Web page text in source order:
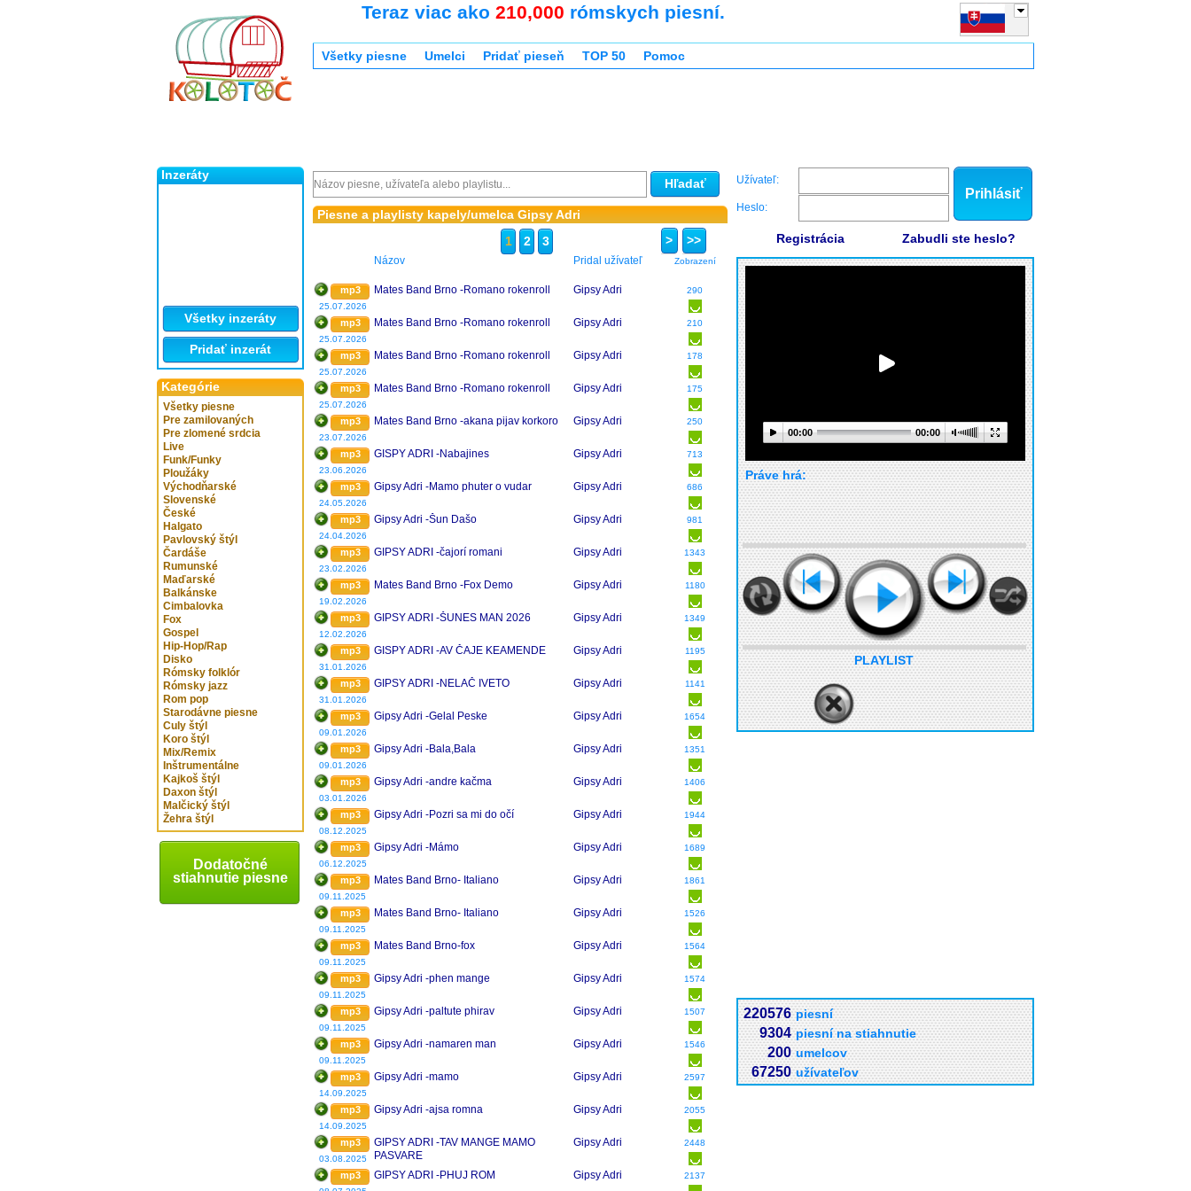
Inzeráty
Všetky inzeráty
Pridať inzerát
Kategórie
Všetky piesne
Pre zamilovaných
Pre zlomené srdcia
Live
Funk/Funky
Ploužáky
Východňarské
Slovenské
České
Halgato
Pavlovský štýl
Čardáše
Rumunské
Maďarské
Balkánske
Cimbalovka
Fox
Gospel
Hip-Hop/Rap
Disko
Rómsky folklór
Rómsky jazz
Rom pop
Starodávne piesne
Culy štýl
Koro štýl
Mix/Remix
Inštrumentálne
Kajkoš štýl
Daxon štýl
Malčický štýl
Žehra štýl
Dodatočné
stiahnutie piesne
Teraz viac ako 210,000 rómskych piesní.
Všetky piesne Umelci Pridať pieseň TOP 50 Pomoc
Hľadať
Piesne a playlisty kapely/umelca Gipsy Adri
1
2 3 > >>
Názov Pridal užívateľ Zobrazení
mp3
25.07.2026
Mates Band Brno -Romano rokenroll Gipsy Adri 290
mp3
25.07.2026
Mates Band Brno -Romano rokenroll Gipsy Adri 210
mp3
25.07.2026
Mates Band Brno -Romano rokenroll Gipsy Adri 178
mp3
25.07.2026
Mates Band Brno -Romano rokenroll Gipsy Adri 175
mp3
23.07.2026
Mates Band Brno -akana pijav korkoro Gipsy Adri 250
mp3
23.06.2026
GISPY ADRI -Nabajines Gipsy Adri 713
mp3
24.05.2026
Gipsy Adri -Mamo phuter o vudar Gipsy Adri 686
mp3
24.04.2026
Gipsy Adri -Šun Dašo Gipsy Adri 981
mp3
23.02.2026
GIPSY ADRI -čajorí romani Gipsy Adri 1343
mp3
19.02.2026
Mates Band Brno -Fox Demo Gipsy Adri 1180
mp3
12.02.2026
GIPSY ADRI -ŠUNES MAN 2026 Gipsy Adri 1349
mp3
31.01.2026
GISPY ADRI -AV ČAJE KEAMENDE Gipsy Adri 1195
mp3
31.01.2026
GIPSY ADRI -NELAČ IVETO Gipsy Adri 1141
mp3
09.01.2026
Gipsy Adri -Gelal Peske Gipsy Adri 1654
mp3
09.01.2026
Gipsy Adri -Bala,Bala Gipsy Adri 1351
mp3
03.01.2026
Gipsy Adri -andre kačma Gipsy Adri 1406
mp3
08.12.2025
Gipsy Adri -Pozri sa mi do očí Gipsy Adri 1944
mp3
06.12.2025
Gipsy Adri -Mámo Gipsy Adri 1689
mp3
09.11.2025
Mates Band Brno- Italiano Gipsy Adri 1861
mp3
09.11.2025
Mates Band Brno- Italiano Gipsy Adri 1526
mp3
09.11.2025
Mates Band Brno-fox Gipsy Adri 1564
mp3
09.11.2025
Gipsy Adri -phen mange Gipsy Adri 1574
mp3
09.11.2025
Gipsy Adri -paltute phirav Gipsy Adri 1507
mp3
09.11.2025
Gipsy Adri -namaren man Gipsy Adri 1546
mp3
14.09.2025
Gipsy Adri -mamo Gipsy Adri 2597
mp3
14.09.2025
Gipsy Adri -ajsa romna Gipsy Adri 2055
mp3
03.08.2025
GIPSY ADRI -TAV MANGE MAMO
PASVARE
Gipsy Adri 2448
mp3 GIPSY ADRI -PHUJ ROM Gipsy Adri 2137
Užívateľ:
Heslo:
Prihlásiť
Registrácia Zabudli ste heslo?
00:00 00:00
Práve hrá:
PLAYLIST
220576 piesní
9304 piesní na stiahnutie
200 umelcov
67250 užívateľov